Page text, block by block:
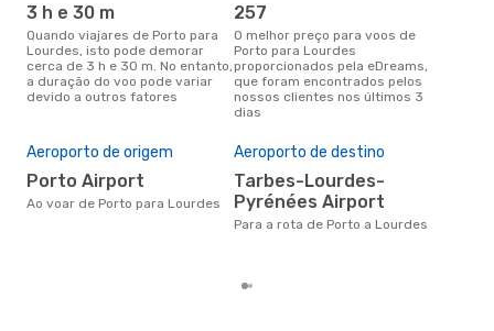
3 h e 30 m
Quando viajares de Porto para
Lourdes, isto pode demorar
cerca de 3 h e 30 m. No entanto,
a duração do voo pode variar
devido a outros fatores
257
O melhor preço para voos de
Porto para Lourdes
proporcionados pela eDreams,
que foram encontrados pelos
nossos clientes nos últimos 3
dias
Aeroporto de origem
Porto Airport
Ao voar de Porto para Lourdes
Aeroporto de destino
Tarbes-Lourdes-
Pyrénées Airport
Para a rota de Porto a Lourdes